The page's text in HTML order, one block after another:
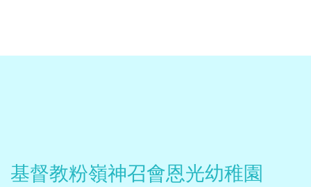
基督教粉嶺神召會恩光幼稚園